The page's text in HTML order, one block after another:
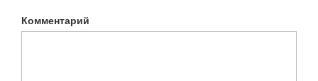
Комментарий